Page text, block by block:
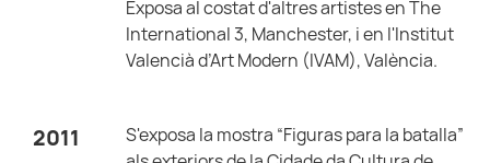
Exposa al costat d'altres artistes en The
International 3, Manchester, i en l'Institut
Valencià d’Art Modern (IVAM), València.
2011
S'exposa la mostra “Figuras para la batalla”